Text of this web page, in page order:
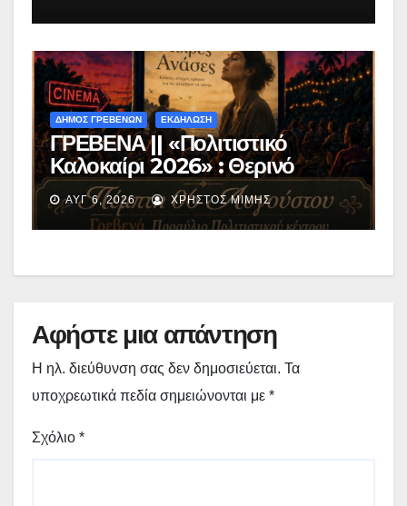
ΔΗΜΟΣ ΓΡΕΒΕΝΩΝ ΕΚΔΗΛΩΣΗ
ΓΡΕΒΕΝΑ || «Πολιτιστικό
Καλοκαίρι 2026» : Θερινό
Σινεμά με την βραβευμένη ταινία
«Μικρές Ανάσες».
ΑΥΓ 6, 2026 ΧΡΉΣΤΟΣ ΜΊΜΗΣ
Αφήστε μια απάντηση
Η ηλ. διεύθυνση σας δεν δημοσιεύεται. Τα
υποχρεωτικά πεδία σημειώνονται με *
Σχόλιο *